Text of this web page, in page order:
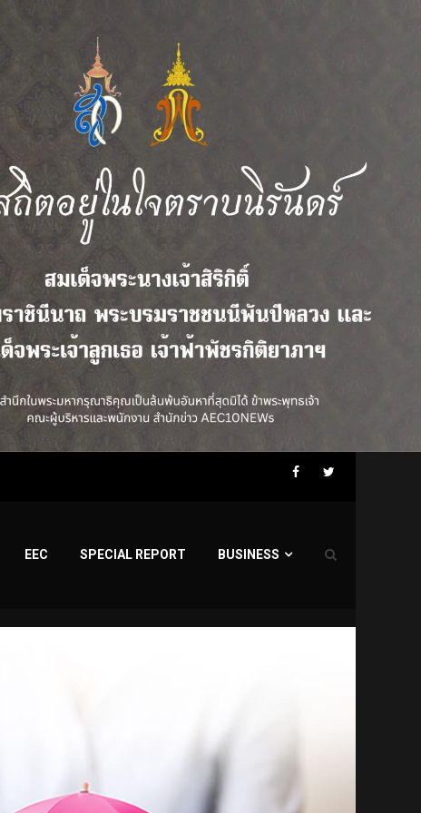
Facebook
Twitter
EEC SPECIAL REPORT BUSINESS